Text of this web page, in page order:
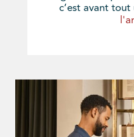
c’est avant tout